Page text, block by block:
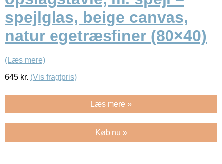
spejlglas, beige canvas,
natur egetræsfiner (80×40)
(Læs mere)
645 kr. (Vis fragtpris)
Læs mere »
Køb nu »